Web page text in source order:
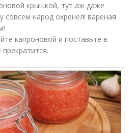
крышкой, тут аж даже
совсем народ охренел! вареная
капроновой и поставьте в